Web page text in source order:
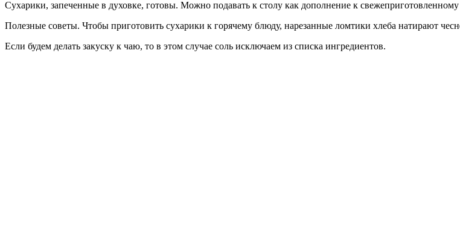
Сухарики, запеченные в духовке, готовы. Можно подавать к столу как дополнение к
Полезные советы. Чтобы приготовить сухарики к горячему блюду, нарезанные ломтики хлеба натирают
Если будем делать закуску к чаю, то в этом случае соль исключаем из списка ингредиентов.